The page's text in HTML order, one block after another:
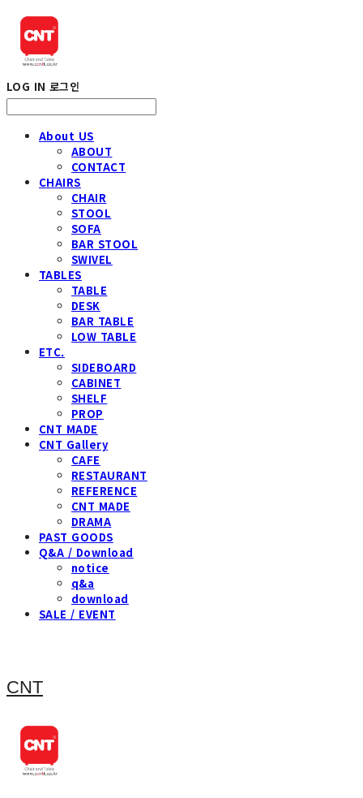
LOG IN 로그인
About US
ABOUT
CONTACT
CHAIRS
CHAIR
STOOL
SOFA
BAR STOOL
SWIVEL
TABLES
TABLE
DESK
BAR TABLE
LOW TABLE
ETC.
SIDEBOARD
CABINET
SHELF
PROP
CNT MADE
CNT Gallery
CAFE
RESTAURANT
REFERENCE
CNT MADE
DRAMA
PAST GOODS
Q&A / Download
notice
q&a
download
SALE / EVENT
CNT